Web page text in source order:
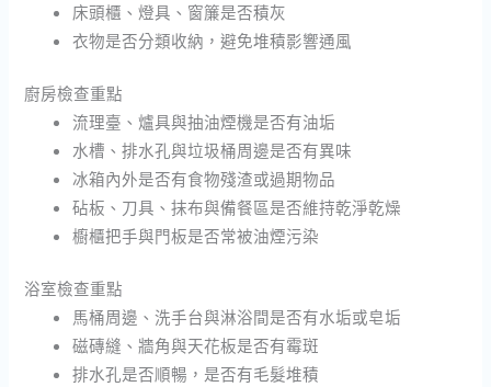
床頭櫃、燈具、窗簾是否積灰
衣物是否分類收納，避免堆積影響通風
廚房檢查重點
流理臺、爐具與抽油煙機是否有油垢
水槽、排水孔與垃圾桶周邊是否有異味
冰箱內外是否有食物殘渣或過期物品
砧板、刀具、抹布與備餐區是否維持乾淨乾燥
櫥櫃把手與門板是否常被油煙污染
浴室檢查重點
馬桶周邊、洗手台與淋浴間是否有水垢或皂垢
磁磚縫、牆角與天花板是否有霉斑
排水孔是否順暢，是否有毛髮堆積